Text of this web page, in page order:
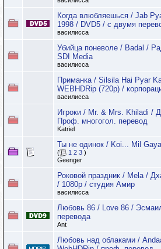
Когда влюбляешься / Jab
1998 / DVD5 / с двумя
василисса
Убийца поневоле / Badal /
SDI Media
василисса
Приманка / Silsila Hai Pyar
WEBHDRip (720p) /
василисса
Игроки / Mr. & Mrs. Khiladi /
Проф. многогол. перевод
Katriel
Ты не одинок / Koi... Mil
( 1 2 3 )
Geenger
Роковой праздник / Mela /
/ 1080p / студия Амир
василисса
Любовь 86 / Love 86 /
перевода
Ant
Любовь над облаками /